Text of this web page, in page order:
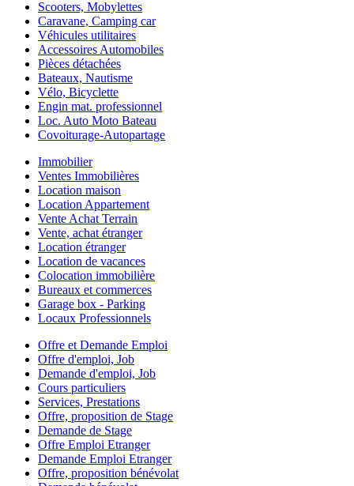
Scooters, Mobylettes
Caravane, Camping car
Véhicules utilitaires
Accessoires Automobiles
Pièces détachées
Bateaux, Nautisme
Vélo, Bicyclette
Engin mat. professionnel
Loc. Auto Moto Bateau
Covoiturage-Autopartage
Immobilier
Ventes Immobilières
Location maison
Location Appartement
Vente Achat Terrain
Vente, achat étranger
Location étranger
Location de vacances
Colocation immobilière
Bureaux et commerces
Garage box - Parking
Locaux Professionnels
Offre et Demande Emploi
Offre d'emploi, Job
Demande d'emploi, Job
Cours particuliers
Services, Prestations
Offre, proposition de Stage
Demande de Stage
Offre Emploi Etranger
Demande Emploi Etranger
Offre, proposition bénévolat